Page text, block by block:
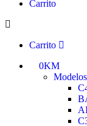
Carrito
Carrito
0KM
Modelos